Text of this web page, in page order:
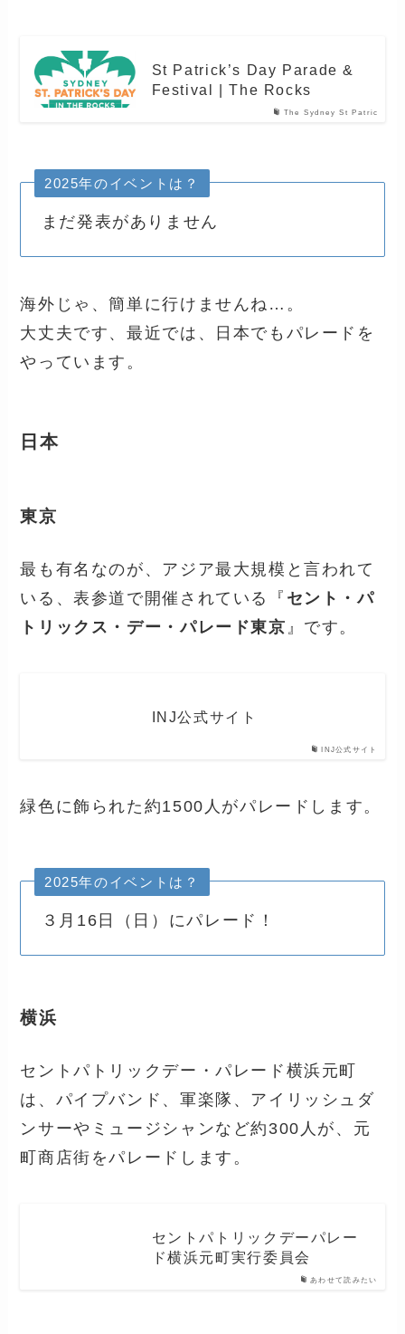
The Sydney St Patric
St Patrick’s Day Parade &
Festival | The Rocks
2025年のイベントは？
まだ発表がありません
海外じゃ、簡単に行けませんね…。
大丈夫です、最近では、日本でもパレードを
やっています。
日本
東京
最も有名なのが、アジア最大規模と言われて
いる、表参道で開催されている『 セント・パ
トリックス・デー・パレード東京 』です。
INJ公式サイト
INJ公式サイト
緑色に飾られた約1500人がパレードします。
2025年のイベントは？
３月16日（日）にパレード！
横浜
セントパトリックデー・パレード横浜元町
は、パイプバンド、軍楽隊、アイリッシュダ
ンサーやミュージシャンなど約300人が、元
町商店街をパレードします。
あわせて読みたい
セントパトリックデーパレー
ド横浜元町実行委員会